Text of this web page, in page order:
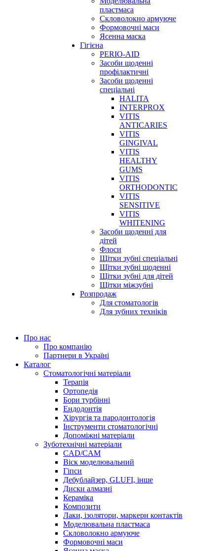
пластмаса
Скловолокно армуюче
Формовочні маси
Ясенна маска
Гігієна
PERIO-AID
Засоби щоденні
профілактичні
Засоби щоденні
спеціальні
HALITA
INTERPROX
VITIS
ANTICARIES
VITIS
GINGIVAL
VITIS
HEALTHY
GUMS
VITIS
ORTHODONTIC
VITIS
SENSITIVE
VITIS
WHITENING
Засоби щоденні для
дітей
Флоси
Щітки зубні спеціальні
Щітки зубні щоденні
Щітки зубні для дітей
Щітки міжзубні
Розпродаж
Для стоматологів
Для зубних техніків
Про нас
Про компанію
Партнери в Україні
Каталог
Стоматологічні матеріали
Терапія
Ортопедія
Бори турбінні
Ендодонтія
Хірургія та пародонтологія
Інструменти стоматологічні
Допоміжні матеріали
Зуботехнічні матеріали
CAD/CAM
Віск моделювальний
Гіпси
Дебублайзер, GLUFI, інше
Диски алмазні
Кераміка
Композити
Лаки, ізолятори, маркери контактів
Моделювальна пластмаса
Скловолокно армуюче
Формовочні маси